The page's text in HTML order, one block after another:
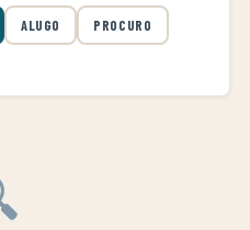
ALUGO PROCURO